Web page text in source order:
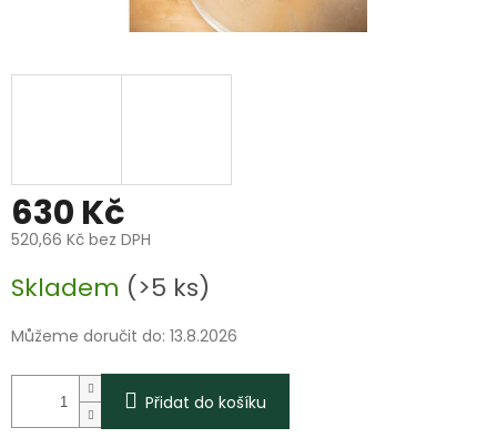
630 Kč
520,66 Kč bez DPH
cena:
Skladem (>5 ks)
Můžeme doručit do: 13.8.2026
Přidat do košíku